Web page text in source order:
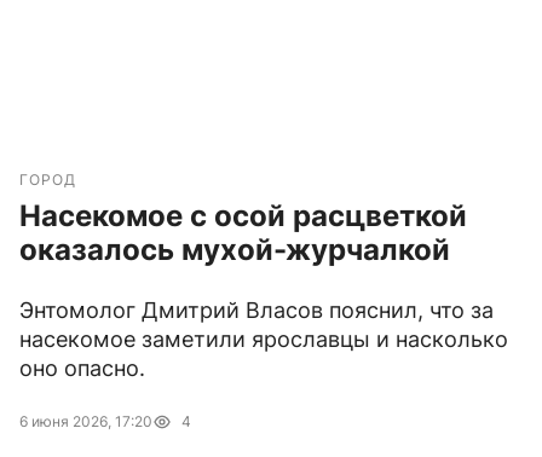
ГОРОД
Насекомое с осой расцветкой
оказалось мухой-журчалкой
Энтомолог Дмитрий Власов пояснил, что за
насекомое заметили ярославцы и насколько
оно опасно.
6 июня 2026, 17:20 4